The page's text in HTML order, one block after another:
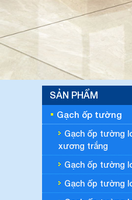
SẢN PHẨM
Gạch ốp tường
Gạch ốp tường
xương trắng
Gạch ốp tường
Gạch ốp tường